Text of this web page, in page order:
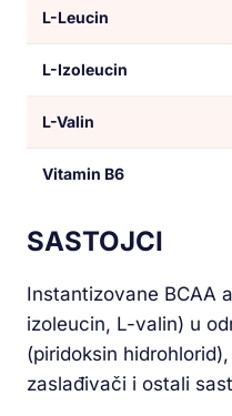
L-Leucin
L-Izoleucin
L-Valin
Vitamin B6
SASTOJCI
Instantizovane BCAA
izoleucin, L-valin) u
(piridoksin
zaslađivači i ostali